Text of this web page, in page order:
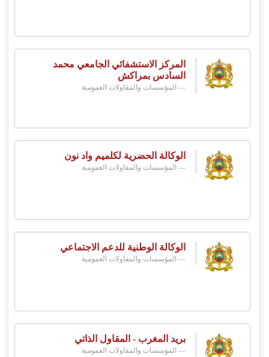
المركز الاستشفائي الجامعي محمد
السادس بمراكش
المؤسسات والمقاولات العمومية
الوكالة الحضرية لكلميم واد نون
المؤسسات والمقاولات العمومية
الوكالة الوطنية للدعم الاجتماعي
المؤسسات والمقاولات العمومية
بريد المغرب - المقاول الذاتي
المؤسسات والمقاولات العمومية